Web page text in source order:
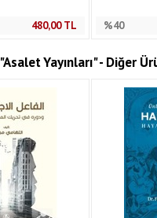
480,00TL %40
"Asalet Yayınları" - Diğer